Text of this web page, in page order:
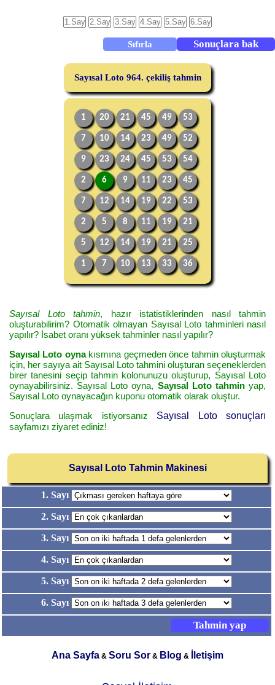
Sayısal Loto 964. çekiliş tahmin
1 20 21 45 49 53
7 10 14 23 49 52
9 23 24 45 53 54
2 6 9 11 23 45
7 12 14 19 22 53
2 5 8 11 19 21
5 12 14 19 21 25
1 7 10 13 33 36
Sayısal Loto tahmin, hazır istatistiklerinden nasıl tahmin
oluşturabilirim? Otomatik olmayan Sayısal Loto tahminleri nasıl
yapılır? İsabet oranı yüksek tahminler nasıl yapılır?
Sayısal Loto oynakısmına geçmeden önce tahmin oluşturmak
için, her sayıya ait Sayısal Loto tahmini oluşturan seçeneklerden
birer tanesini seçip tahmin kolonunuzu oluşturup, Sayısal Loto
oynayabilirsiniz. Sayısal Loto oyna, Sayısal Loto tahminyap,
Sayısal Loto oynayacağın kuponu otomatik olarak oluştur.
Sonuçlara ulaşmak istiyorsanız Sayısal Loto sonuçları
sayfamızı ziyaret ediniz!
Sayısal Loto Tahmin Makinesi
1. Sayı
2. Sayı
3. Sayı
4. Sayı
5. Sayı
6. Sayı
Ana Sayfa& Soru Sor& Blog & İletişim